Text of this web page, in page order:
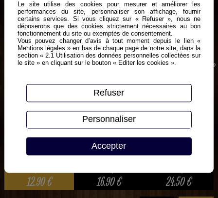
Tomate, jambon, lardons fumés, champignons, chorizo, oignons, ail, oeuf,
crème fraîche, emmental, origan
12.90€
Grande
16.90€
24.50€
Le site utilise des cookies pour mesurer et améliorer les
performances du site, personnaliser son affichage, fournir
certains services. Si vous cliquez sur « Refuser », nous ne
déposerons que des cookies strictement nécessaires au bon
fonctionnement du site ou exemptés de consentement.
Vous pouvez changer d’avis à tout moment depuis le lien «
Mentions légales » en bas de chaque page de notre site, dans la
section « 2.1 Utilisation des données personnelles collectées sur
le site » en cliquant sur le bouton « Editer les cookies ».
Accepter
Refuser
Personnaliser